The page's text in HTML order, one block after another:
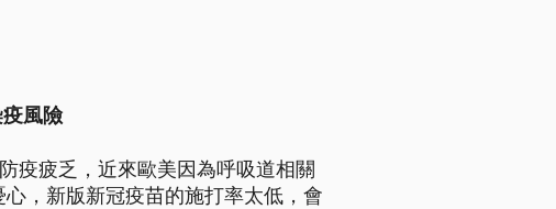
風險
疫疲乏，近來歐美因為呼吸道相關
，新版新冠疫苗的施打率太低，會